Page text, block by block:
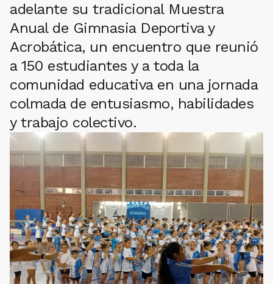
adelante su tradicional Muestra
Anual de Gimnasia Deportiva y
Acrobática, un encuentro que reunió
a 150 estudiantes y a toda la
comunidad educativa en una jornada
colmada de entusiasmo, habilidades
y trabajo colectivo.